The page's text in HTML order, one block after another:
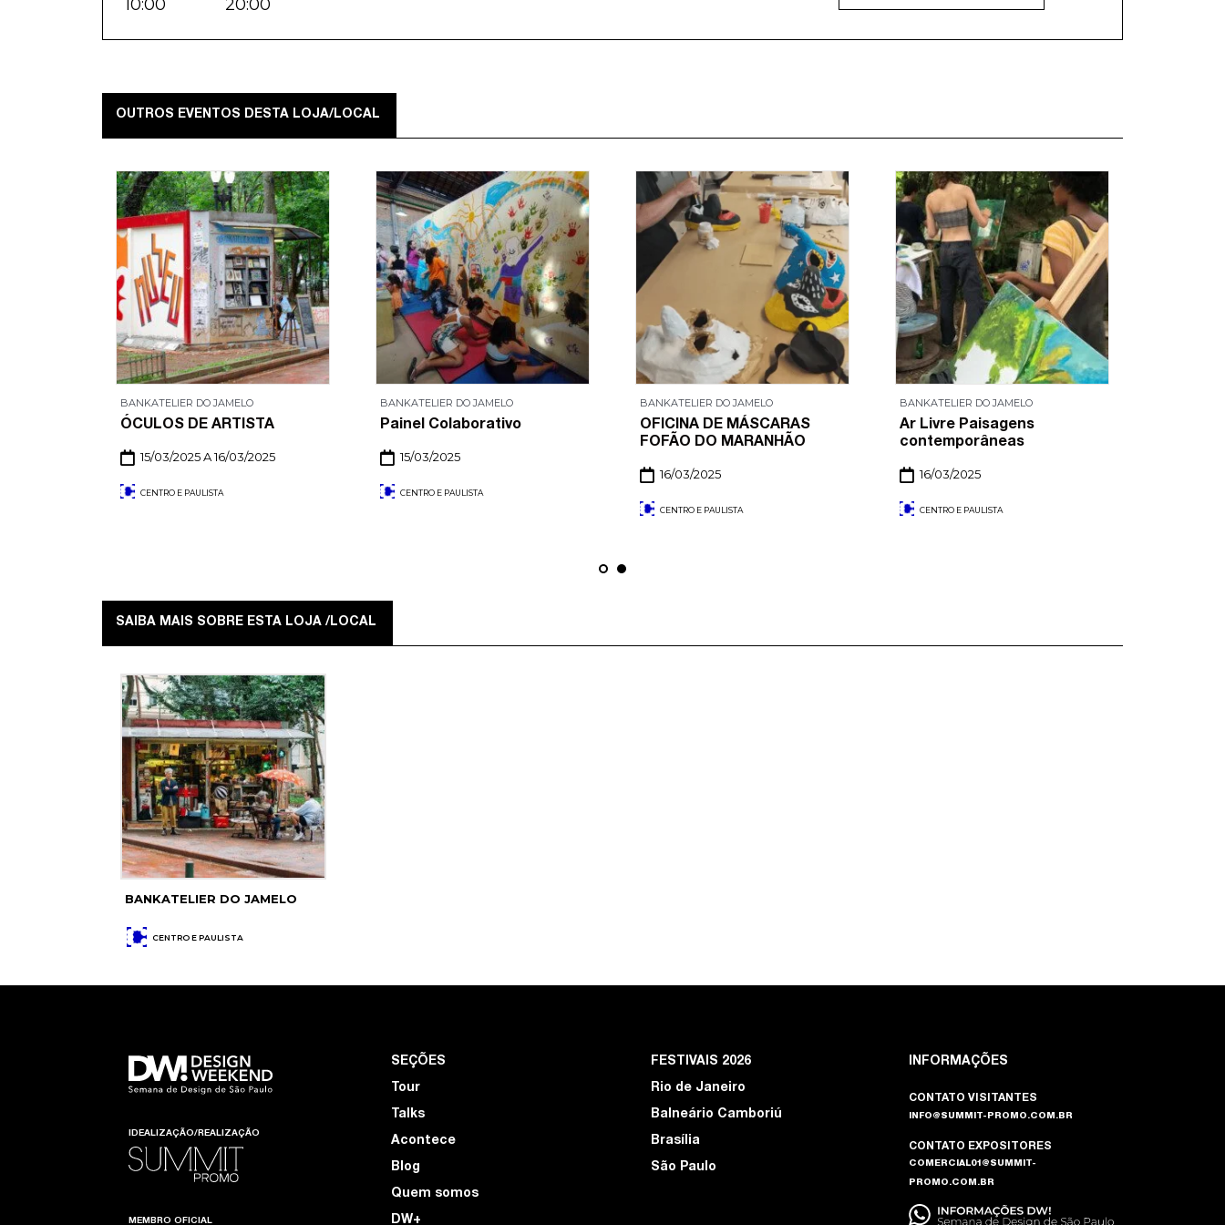
10:00 20:00
OUTROS EVENTOS DESTA LOJA/LOCAL
BANKATELIER DO JAMELO
ÓCULOS DE ARTISTA
15/03/2025 A 16/03/2025
CENTRO E PAULISTA
BANKATELIER DO JAMELO
Painel Colaborativo
15/03/2025
CENTRO E PAULISTA
BANKATELIER DO JAMELO
OFICINA DE MÁSCARAS
FOFÃO DO MARANHÃO
16/03/2025
CENTRO E PAULISTA
BANKATELIER DO JAMELO
Ar Livre Paisagens
contemporâneas
16/03/2025
CENTRO E PAULISTA
SAIBA MAIS SOBRE ESTA LOJA /LOCAL
BANKATELIER DO JAMELO
CENTRO E PAULISTA
IDEALIZAÇÃO/REALIZAÇÃO
MEMBRO OFICIAL
SEÇÕES
Tour
Talks
Acontece
Blog
Quem somos
DW+
FESTIVAIS 2026
Rio de Janeiro
Balneário Camboriú
Brasília
São Paulo
INFORMAÇÕES
CONTATO VISITANTES
INFO@SUMMIT-PROMO.COM.BR
CONTATO EXPOSITORES
COMERCIAL01@SUMMIT-
PROMO.COM.BR